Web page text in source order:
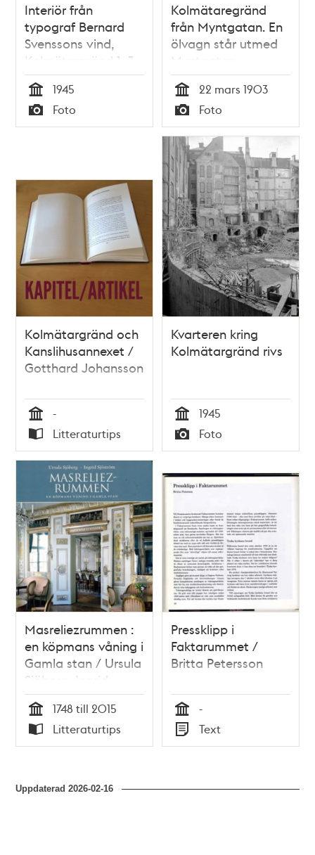
Interiör från
typograf Bernard
Svenssons vind,
Kolmätargränd 1, 3
tr
Tid
1945
Typ
Foto
Kolmätaregränd
från Myntgatan. En
ölvagn står utmed
Myntgatan
Tid
22 mars 1903
Typ
Foto
Kolmätargränd och
Kanslihusannexet /
Gotthard Johansson
Tid
-
Typ
Litteraturtips
Kvarteren kring
Kolmätargränd rivs
Tid
1945
Typ
Foto
Masreliezrummen :
en köpmans våning i
Gamla stan / Ursula
Sjöberg, Ingrid
Sjöström
Tid
1748 till 2015
Typ
Litteraturtips
Pressklipp i
Faktarummet /
Britta Petersson
Tid
-
Typ
Text
Uppdaterad2026-02-16